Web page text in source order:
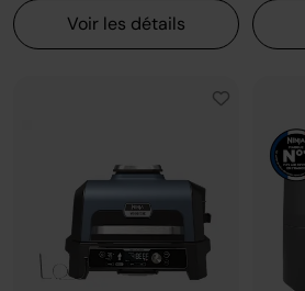
Voir les détails